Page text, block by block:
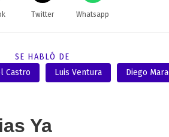
Twitter Whatsapp
SE HABLÓ DE
Castro Luis Ventura Diego
Ya